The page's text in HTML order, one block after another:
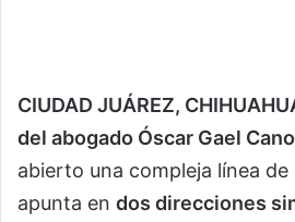
CIUDAD JUÁREZ,
del abogado Óscar Gael
abierto una compleja línea
apunta en dos direcciones